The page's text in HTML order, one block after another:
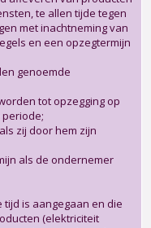
te allen tijde tegen
met inachtneming van
en een opzegtermijn
genoemde
tot opzegging op
zij door hem zijn
als de ondernemer
is aangegaan en die
(elektriciteit